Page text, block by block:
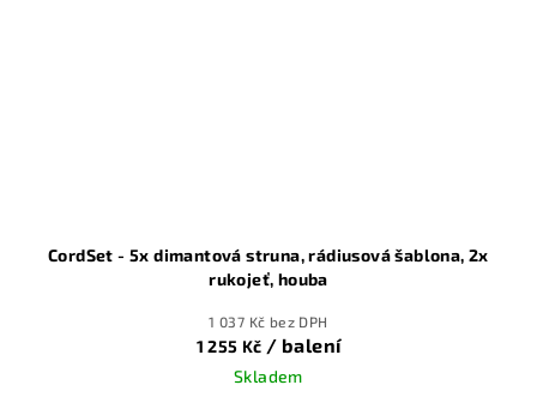
CordSet - 5x dimantová struna, rádiusová šablona, 2x
rukojeť, houba
1 037 Kč bez DPH
1 255 Kč / balení
Skladem